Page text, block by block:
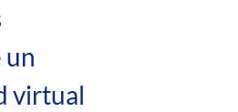
un
virtual